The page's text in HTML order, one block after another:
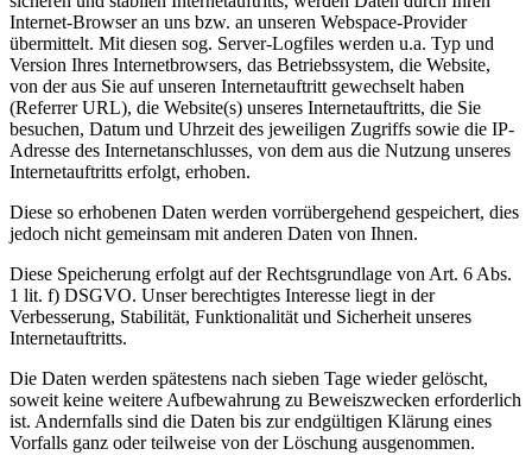
Internet-Browser an uns bzw. an unseren Webspace-Provider
übermittelt. Mit diesen sog. Server-Logfiles werden u.a. Typ und
Version Ihres Internetbrowsers, das Betriebssystem, die Website,
von der aus Sie auf unseren Internetauftritt gewechselt haben
(Referrer URL), die Website(s) unseres Internetauftritts, die Sie
besuchen, Datum und Uhrzeit des jeweiligen Zugriffs sowie die IP-
Adresse des Internetanschlusses, von dem aus die Nutzung unseres
Internetauftritts erfolgt, erhoben.
Diese so erhobenen Daten werden vorrübergehend gespeichert, dies
jedoch nicht gemeinsam mit anderen Daten von Ihnen.
Diese Speicherung erfolgt auf der Rechtsgrundlage von Art. 6 Abs.
1 lit. f) DSGVO. Unser berechtigtes Interesse liegt in der
Verbesserung, Stabilität, Funktionalität und Sicherheit unseres
Internetauftritts.
Die Daten werden spätestens nach sieben Tage wieder gelöscht,
soweit keine weitere Aufbewahrung zu Beweiszwecken erforderlich
ist. Andernfalls sind die Daten bis zur endgültigen Klärung eines
Vorfalls ganz oder teilweise von der Löschung ausgenommen.